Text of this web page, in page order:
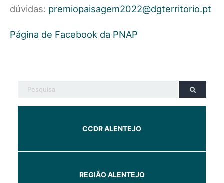
dúvidas: premiopaisagem2022@dgterritorio.pt
Página de Facebook da PNAP
CCDR ALENTEJO
REGIÃO ALENTEJO